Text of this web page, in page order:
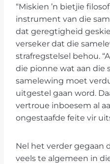
“Miskien ’n bietjie
instrument van die
dat geregtigheid
verseker dat die
strafregstelsel behou.
die pionne wat aan die
samelewing moet
uitgestel gaan word.
vertroue inboesem al
ongestaafde feite vir
Nel het verder gegaan
veels te algemeen in